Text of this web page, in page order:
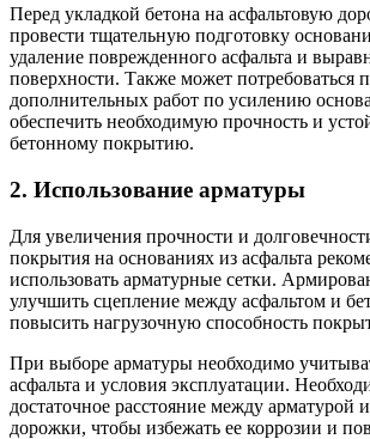
Перед укладкой бетона на асфальтовую
провести тщательную подготовку
удаление поврежденного асфальта и
поверхности. Также может потребоваться
дополнительных работ по усилению
обеспечить необходимую прочность и
бетонному покрытию.
2. Использование арматуры
Для увеличения прочности и
покрытия на основаниях из асфальта
использовать арматурные сетки.
улучшить сцепление между асфальтом и
повысить нагрузочную способность
При выборе арматуры необходимо
асфальта и условия эксплуатации.
достаточное расстояние между арматурой
дорожки, чтобы избежать ее коррозии и